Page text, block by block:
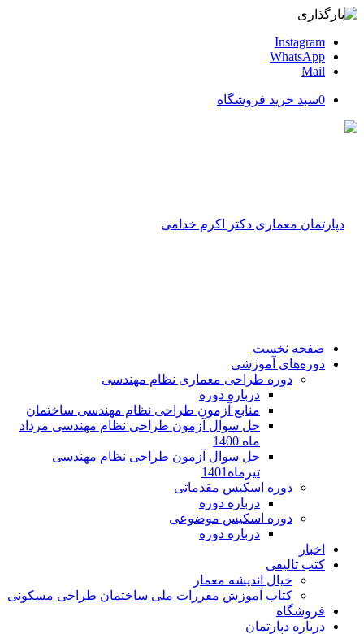
Instagram
WhatsApp
Mail
0سبد خرید فروشگاه
صفحه نخست
دوره‌های آموزشی
دوره طراحی معماری نظام مهندسی
درباره دوره
منابع آزمون طراحی نظام مهندسی ساختمان
حل سوال آزمون طراحی نظام مهندسی مرداد
ماه 1400
حل سوال آزمون طراحی نظام مهندسی
تیرماه1401
دوره اسکیس مقدماتی
درباره دوره
دوره اسکیس موضوعی
درباره دوره
اخبار
کتب تالیفی
خیال اندیشه معمار
کتاب آموزش مقررات ملی ساختمان طراحی مسکونی
فروشگاه
درباره دپارتمان